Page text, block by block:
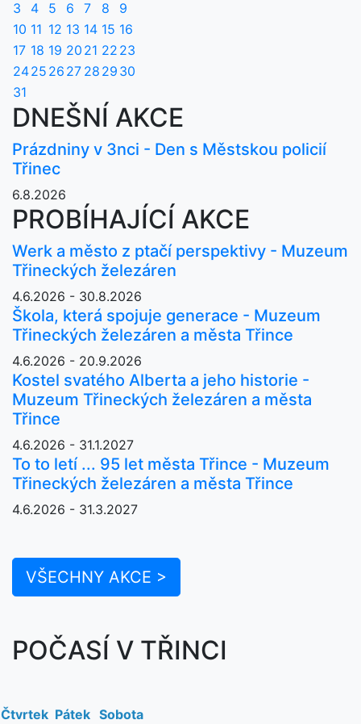
3 4 5 6 7 8
9
10 11 12 13 14 15 16
17 18 19 20 21 22 23
2425 26 27 28 29 30
31
DNEŠNÍ AKCE
Prázdniny v 3nci - Den s Městskou policií
Třinec
6.8.2026
PROBÍHAJÍCÍ AKCE
Werk a město z ptačí perspektivy - Muzeum
Třineckých železáren
4.6.2026 - 30.8.2026
Škola, která spojuje generace - Muzeum
Třineckých železáren a města Třince
4.6.2026 - 20.9.2026
Kostel svatého Alberta a jeho historie -
Muzeum Třineckých železáren a města
Třince
4.6.2026 - 31.1.2027
To to letí ... 95 let města Třince - Muzeum
Třineckých železáren a města Třince
4.6.2026 - 31.3.2027
VŠECHNY AKCE >
POČASÍ V TŘINCI
Čtvrtek Pátek Sobota